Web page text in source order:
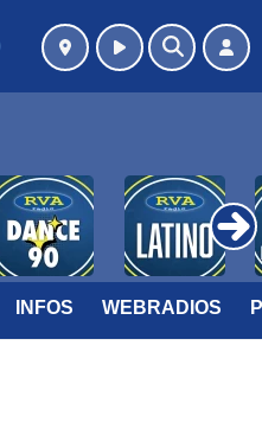
INFOS WEBRADIOS